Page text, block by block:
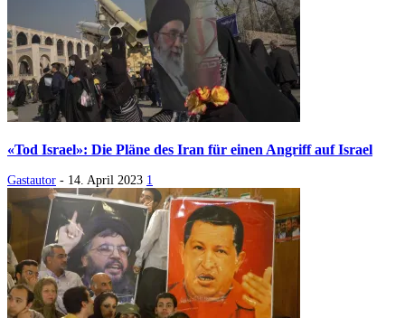
«Tod Israel»: Die Pläne des Iran für einen Angriff auf Israel
Gastautor - 14. April 2023 1